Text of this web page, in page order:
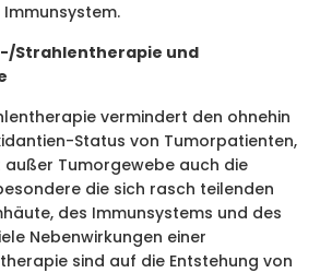
Strahlentherapie und
vermindert den ohnehin
Status von Tumorpatienten,
Tumorgewebe auch die
die sich rasch teilenden
des Immunsystems und des
Nebenwirkungen einer
sind auf die Entstehung von